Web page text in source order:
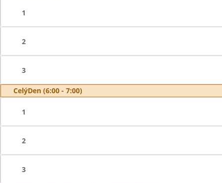
1
2
3
CelýDen (6:00 - 7:00)
1
2
3